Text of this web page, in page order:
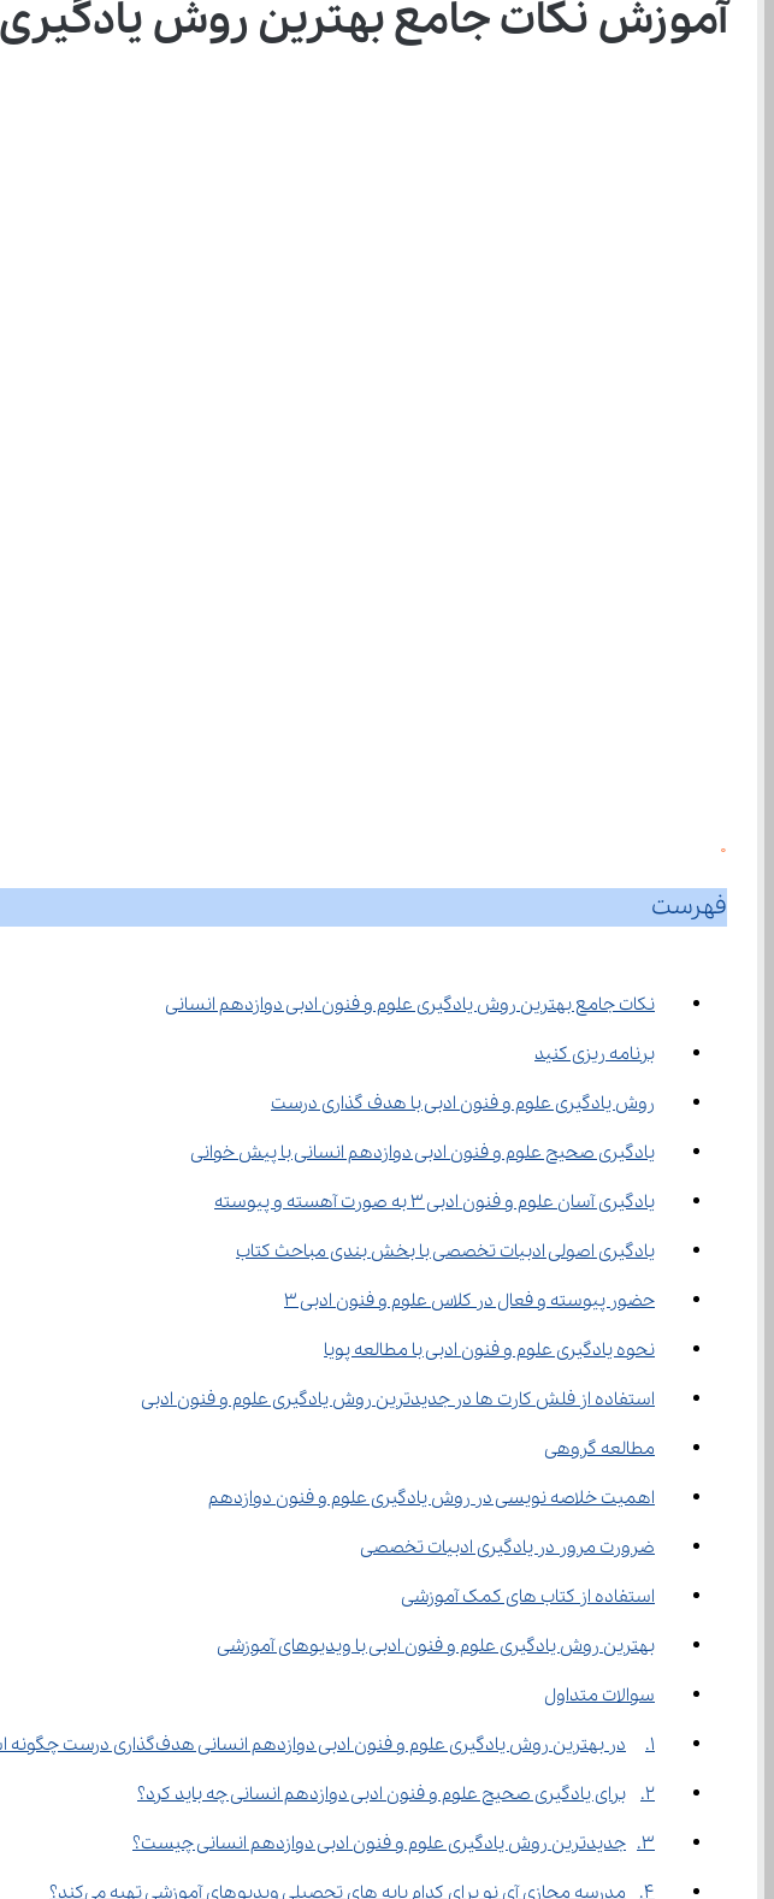
آموزش نکات جامع بهترین روش
0
فهرست
نکات جامع بهترین روش یادگیری علوم و فنون ادبی دوازدهم انسانی
برنامه ریزی کنید
روش یادگیری علوم و فنون ادبی با هدف گذاری درست
یادگیری صحیح علوم و فنون ادبی دوازدهم انسانی با پیش خوانی
یادگیری آسان علوم و فنون ادبی 3 به صورت آهسته و پیوسته
یادگیری اصولی ادبیات تخصصی با بخش بندی مباحث کتاب
حضور پیوسته و فعال در کلاس علوم و فنون ادبی 3
نحوه یادگیری علوم و فنون ادبی با مطالعه پویا
استفاده از فلش کارت ها در جدیدترین روش یادگیری علوم و فنون ادبی
مطالعه گروهی
اهمیت خلاصه نویسی در روش یادگیری علوم و فنون دوازدهم
ضرورت مرور در یادگیری ادبیات تخصصی
استفاده از کتاب های کمک آموزشی
بهترین روش یادگیری علوم و فنون ادبی با ویدیوهای آموزشی
سوالات متداول
1.	در بهترین روش یادگیری علوم و فنون ادبی دوازدهم انسانی هدف‌گذاری درست چگونه است؟
2.	برای یادگیری صحیح علوم و فنون ادبی دوازدهم انسانی چه باید کرد؟
3.	جدیدترین روش یادگیری علوم و فنون ادبی دوازدهم انسانی چیست؟
4.	مدرسه مجازی آی نو برای کدام پایه های تحصیلی ویدیوهای آموزشی تهیه می‌کند؟